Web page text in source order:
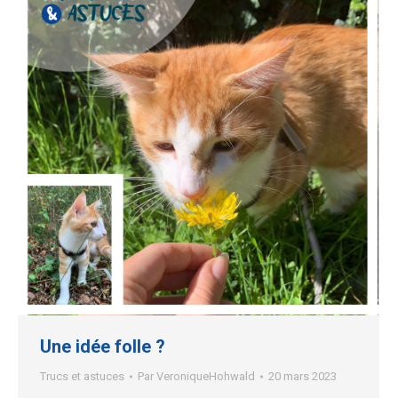
Une idée folle ?
Trucs et astuces Par VeroniqueHohwald 20 mars 2023